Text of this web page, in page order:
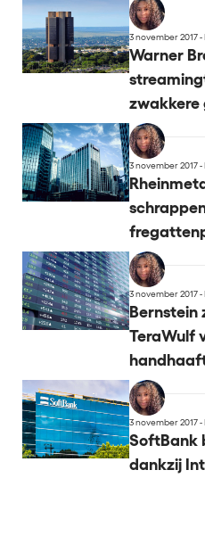
3 november 2017
Warner
zwakkere
3 november 2017
3 november 2017
TeraWulf
3 november 2017
SoftBank
dankzij